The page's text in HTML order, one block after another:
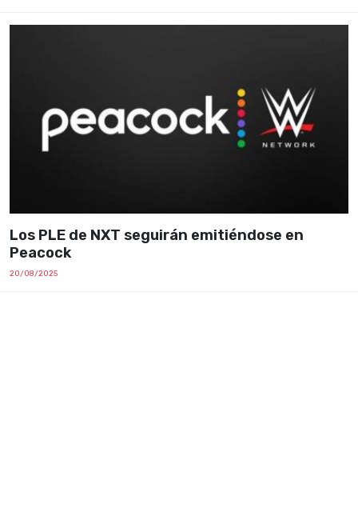
Los PLE de NXT seguirán emitiéndose en
Peacock
20/08/2025